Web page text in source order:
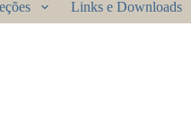
Links e Downloads